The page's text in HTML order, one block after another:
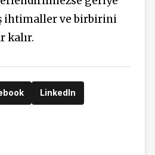
ihtimaller ve birbirini
kalır.
LinkedIn